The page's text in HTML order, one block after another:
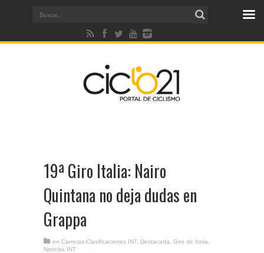
19ª Giro Italia: Nairo
Quintana no deja dudas en
Grappa
en Carreras-Clasificaciones INT, Destacada Giro de Italia
Noticias INT